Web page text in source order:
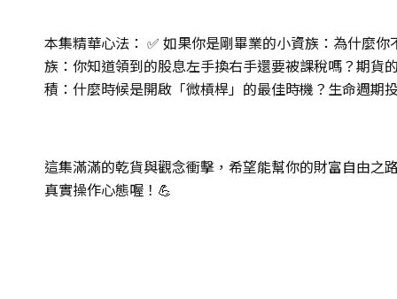
本集精華心法： ✅ 如果你是剛畢業的小資族：為什麼
族：你知道領到的股息左手換右手還要被課稅嗎？期貨
積：什麼時候是開啟「微槓桿」的最佳時機？生命週期
這集滿滿的乾貨與觀念衝擊，希望能幫你的財富自由之
真實操作心態喔！💪